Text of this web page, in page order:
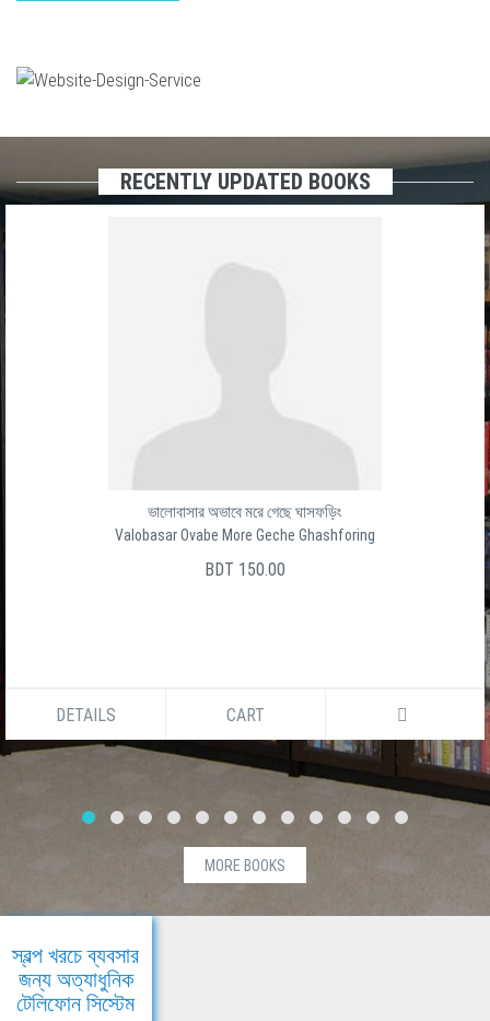
RECENTLY UPDATED BOOKS
ভালোবাসার অভাবে মরে গেছে ঘাসফড়িং
Valobasar Ovabe More Geche Ghashforing
BDT 150.00
DETAILS CART
MORE BOOKS
স্বল্প খরচে ব্যবসার
জন্য অত্যাধুনিক
টেলিফোন সিস্টেম